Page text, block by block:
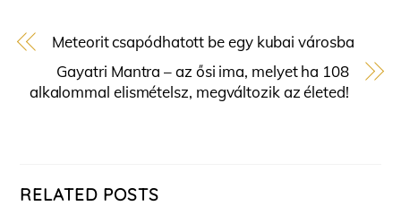
Meteorit csapódhatott be egy kubai városba
Gayatri Mantra – az ősi ima, melyet ha 108
alkalommal elismételsz, megváltozik az életed!
RELATED POSTS